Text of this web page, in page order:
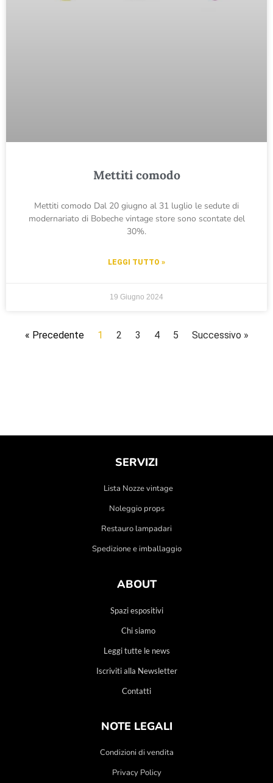
Mettiti comodo
Mettiti comodo Dal 20 giugno al 31 luglio le sedute di
modernariato di Bobeche vintage store sono scontate del
30%.
LEGGI TUTTO »
19 Giugno 2024
« Precedente 1 2 3 4 5 Successivo »
SERVIZI
Lista Nozze vintage
Noleggio props
Restauro lampadari
Spedizione e imballaggio
ABOUT
Spazi espositivi
Chi siamo
Leggi tutte le news
Iscriviti alla Newsletter
Contatti
NOTE LEGALI
Condizioni di vendita
Privacy Policy